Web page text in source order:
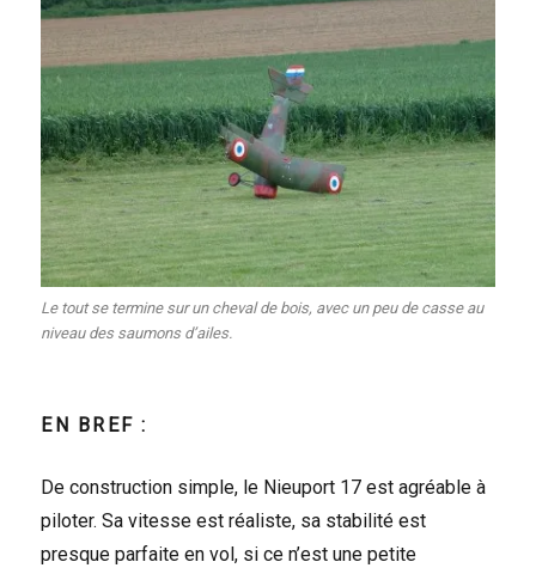
Le tout se termine sur un cheval de bois, avec un peu de casse au
niveau des saumons d’ailes.
EN BREF :
De construction simple, le Nieuport 17 est agréable à
piloter. Sa vitesse est réaliste, sa stabilité est
presque parfaite en vol, si ce n’est une petite